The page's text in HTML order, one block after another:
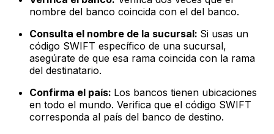
nombre del banco coincida con el del banco.
Consulta el nombre de la sucursal: Si usas un
código SWIFT específico de una sucursal,
asegúrate de que esa rama coincida con la rama
del destinatario.
Confirma el país: Los bancos tienen ubicaciones
en todo el mundo. Verifica que el código SWIFT
corresponda al país del banco de destino.